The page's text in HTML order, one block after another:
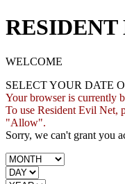
WELCOME
SELECT YOUR DATE
Your browser is currently
To use Resident Evil Net,
"Allow".
Sorry, we can't grant you